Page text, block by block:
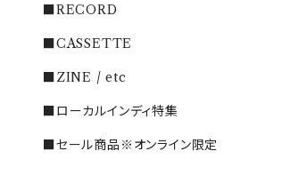
■RECORD
■CASSETTE
■ZINE / etc
■ローカルインディ特集
■セール商品※オンライン限定